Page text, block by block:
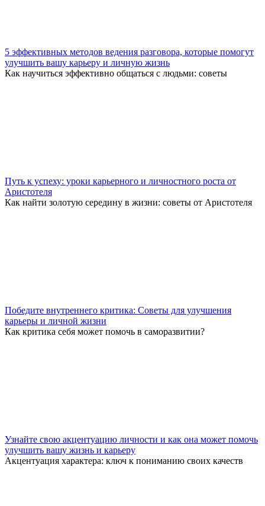
5 эффективных методов ведения разговора, которые помогут
улучшить вашу карьеру и личную жизнь
Как научиться эффективно общаться с людьми: советы
Путь к успеху: уроки карьерного и личностного роста от
Аристотеля
Как найти золотую середину в жизни: советы от Аристотеля
Победите внутреннего критика: Советы для улучшения
карьеры и личной жизни
Как критика себя может помочь в саморазвитии?
Узнайте свою акцентуацию личности и как она может помочь
улучшить вашу жизнь и карьеру
Акцентуация характера: ключ к пониманию своих качеств